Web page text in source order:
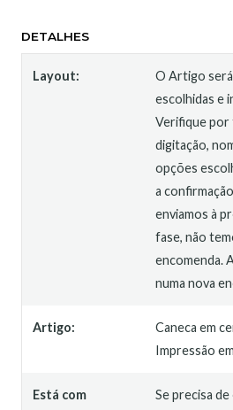
DETALHES
Layout:
O Artigo
escolhidas e
Verifique por
digitação,
opções
a
enviamos à
fase, não
encomenda.
numa nova
Artigo:
Caneca em
Impressão
Está com
Se precisa